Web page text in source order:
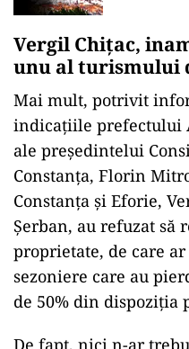
Vergil Chițac,
unu al turismului
Mai mult, potrivit
indicațiile prefectului
ale președintelui
Constanța, Florin
Constanța și Eforie,
Șerban, au refuzat să
proprietate, de care
sezoniere care au
de 50% din
De fapt, nici n-ar